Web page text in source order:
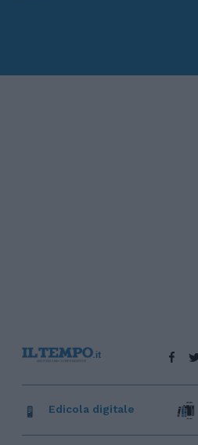
Edicola digitale